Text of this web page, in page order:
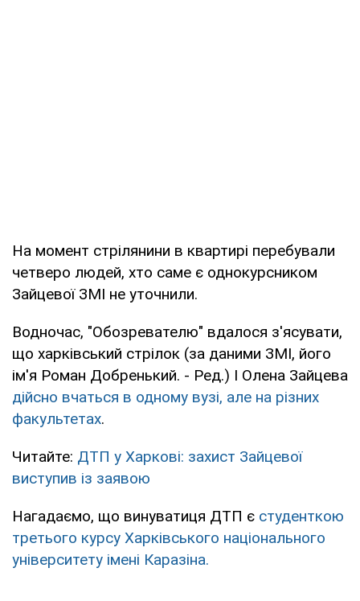
На момент стрілянини в квартирі перебували
четверо людей, хто саме є однокурсником
Зайцевої ЗМІ не уточнили.
Водночас, "Обозревателю" вдалося з'ясувати,
що харківський стрілок (за даними ЗМІ, його
ім'я Роман Добренький. - Ред.) І Олена Зайцева
дійсно вчаться в одному вузі, але на різних
факультетах.
Читайте: ДТП у Харкові: захист Зайцевої
виступив із заявою
Нагадаємо, що винуватиця ДТП є студенткою
третього курсу Харківського національного
університету імені Каразіна.